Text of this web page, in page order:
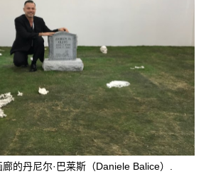
的丹尼尔·巴莱斯（Daniele Balice）.